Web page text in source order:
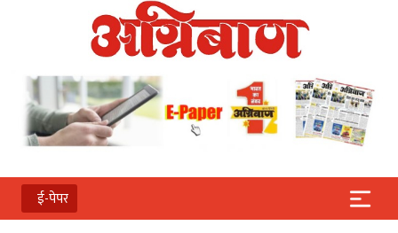
ई-पेपर